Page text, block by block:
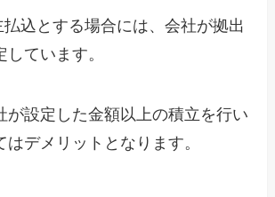
込とする場合には、会社が拠出
ています。
が設定した金額以上の積立を行い
はデメリットとなります。